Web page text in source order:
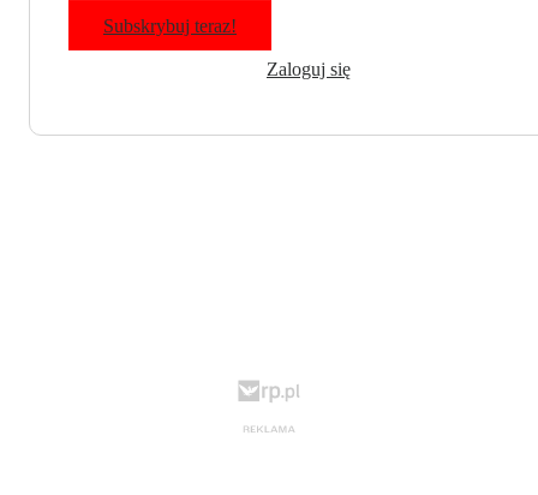
Subskrybuj teraz!
Zaloguj się